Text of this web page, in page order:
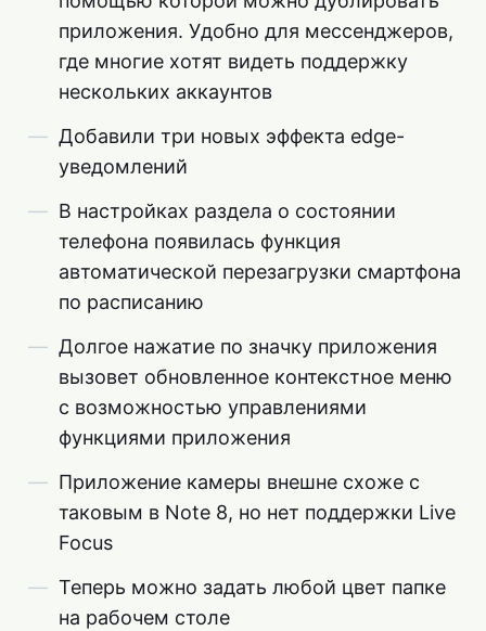
приложения. Удобно для мессенджеров,
где многие хотят видеть поддержку
нескольких аккаунтов
Добавили три новых эффекта edge-
уведомлений
В настройках раздела о состоянии
телефона появилась функция
автоматической перезагрузки смартфона
по расписанию
Долгое нажатие по значку приложения
вызовет обновленное контекстное меню
с возможностью управлениями
функциями приложения
Приложение камеры внешне схоже с
таковым в Note 8, но нет поддержки Live
Focus
Теперь можно задать любой цвет папке
на рабочем столе